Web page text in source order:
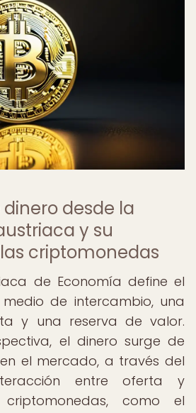
desde la
y su
criptomonedas
de Economía define el
de intercambio, una
y una reserva de valor.
el dinero surge de
el mercado, a través del
entre oferta y
como el